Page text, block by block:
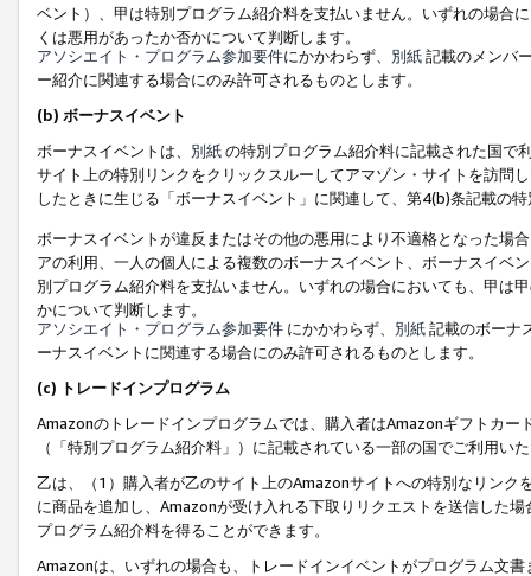
ベント）、甲は特別プログラム紹介料を支払いません。いずれの場合
くは悪用があったか否かについて判断します。
アソシエイト・プログラム参加要件にかかわらず、 別紙記載のメンバ
ー紹介に関連する場合にのみ許可されるものとします。
(b) ボーナスイベント
ボーナスイベントは、 別紙の特別プログラム紹介料に記載された国で
サイト上の特別リンクをクリックスルーしてアマゾン・サイトを訪問
したときに生じる「ボーナスイベント」に関連して、第4(b)条記載の
ボーナスイベントが違反またはその他の悪用により不適格となった場
アの利用、一人の個人による複数のボーナスイベント、ボーナスイベ
別プログラム紹介料を支払いません。いずれの場合においても、甲は
かについて判断します。
アソシエイト・プログラム参加要件 にかかわらず、 別紙記載のボーナ
ーナスイベントに関連する場合にのみ許可されるものとします。
(c) トレードインプログラム
Amazonのトレードインプログラムでは、購入者はAmazonギフトカ
（「特別プログラム紹介料」）に記載されている一部の国でご利用い
乙は、（1）購入者が乙のサイト上のAmazonサイトへの特別なリン
に商品を追加し、Amazonが受け入れる下取りリクエストを送信した
プログラム紹介料を得ることができます。
Amazonは、いずれの場合も、トレードインイベントがプログラム文